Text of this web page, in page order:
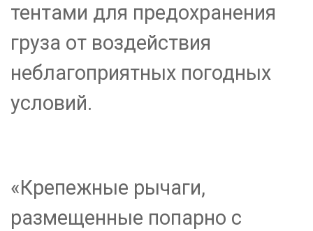
тентами для предохранения
груза от воздействия
неблагоприятных погодных
условий.
«Крепежные рычаги,
размещенные попарно с